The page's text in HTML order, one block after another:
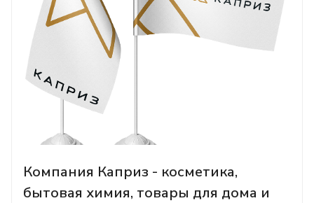
Компания Каприз - косметика,
бытовая химия, товары для дома и